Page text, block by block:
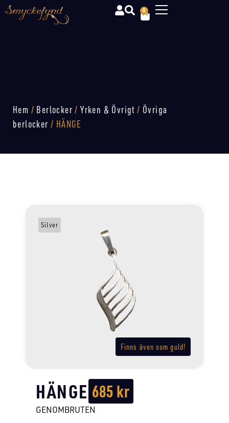
0
Hem / Berlocker /Yrken & Övrigt / Övriga
berlocker / HÄNGE
Finns även som guld!
Silver
HÄNGE 685kr
GENOMBRUTEN